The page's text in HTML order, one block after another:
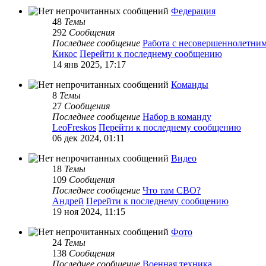
Федерация
48 Темы
292 Сообщения
Последнее сообщение Работа с
Кикос Перейти к последнему сообщению
14 янв 2025, 17:17
Команды
8 Темы
27 Сообщения
Последнее сообщение Набор в команду
LeoFreskos Перейти к последнему сообщению
06 дек 2024, 01:11
Видео
18 Темы
109 Сообщения
Последнее сообщение Что там СВО?
Андрей Перейти к последнему сообщению
19 ноя 2024, 11:15
Фото
24 Темы
138 Сообщения
Последнее сообщение Военная техника